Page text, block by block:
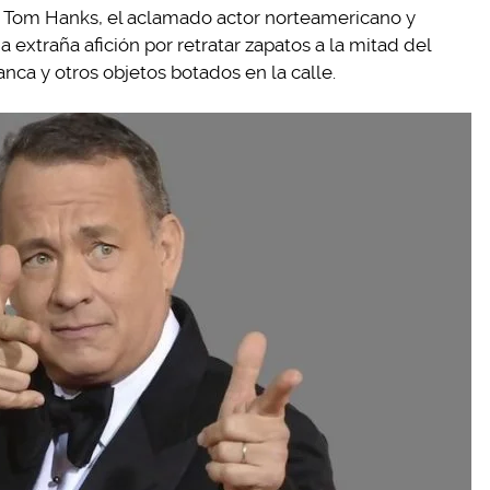
Hanks, el aclamado actor norteamericano y
extraña afición por retratar zapatos a la mitad del
y otros objetos botados en la calle.